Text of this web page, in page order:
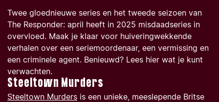
Twee gloednieuwe series en het tweede seizoen van
The Responder: april heeft in 2025 misdaadseries in
overvloed. Maak je klaar voor huiveringwekkende
verhalen over een seriemoordenaar, een vermissing en
een criminele agent. Benieuwd? Lees hier wat je kunt
verwachten.
Steeltown Murders
Steeltown Murders is een unieke, meeslepende Britse